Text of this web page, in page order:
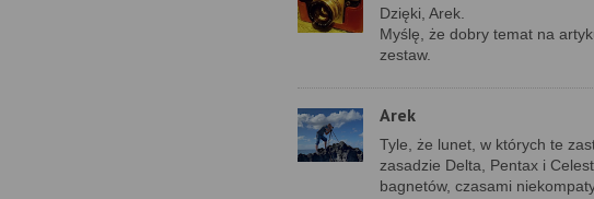
Dzięki, Arek.
Myślę, że dobry temat na
zestaw.
Arek
Tyle, że lunet, w których te
zasadzie Delta, Pentax i
bagnetów, czasami